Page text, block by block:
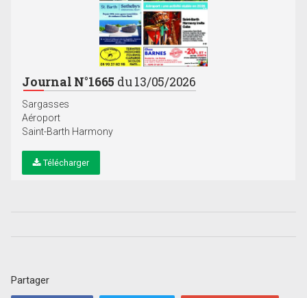
Journal N°1665 du 13/05/2026
Sargasses
Aéroport
Saint-Barth Harmony
Télécharger
Partager